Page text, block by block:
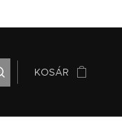
KOSÁR